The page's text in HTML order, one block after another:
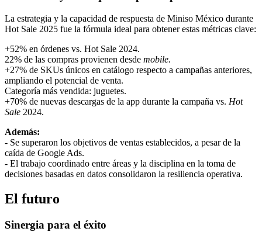
La estrategia y la capacidad de respuesta de Miniso México durante
Hot Sale 2025 fue la fórmula ideal para obtener estas métricas clave:
+52% en órdenes vs. Hot Sale 2024.
22% de las compras provienen desde mobile.
+27% de SKUs únicos en catálogo respecto a campañas anteriores,
ampliando el potencial de venta.
Categoría más vendida: juguetes.
+70% de nuevas descargas de la app durante la campaña vs. Hot
Sale 2024.
Además:
- Se superaron los objetivos de ventas establecidos, a pesar de la
caída de Google Ads.
- El trabajo coordinado entre áreas y la disciplina en la toma de
decisiones basadas en datos consolidaron la resiliencia operativa.
El futuro
Sinergia para el éxito